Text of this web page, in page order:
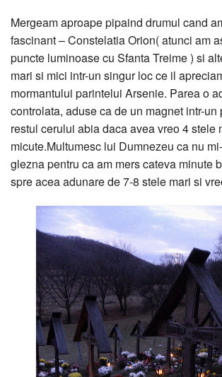
Mergeam aproape pipaind drumul cand
fascinant – Constelatia Orion( atunci am
puncte luminoase cu Sfanta Treime ) si
mari si mici intr-un singur loc ce il
mormantului parintelui Arsenie. Parea o
controlata, aduse ca de un magnet intr-un
restul cerului abia daca avea vreo 4 stele
micute.Multumesc lui Dumnezeu ca nu
glezna pentru ca am mers cateva minute
spre acea adunare de 7-8 stele mari si